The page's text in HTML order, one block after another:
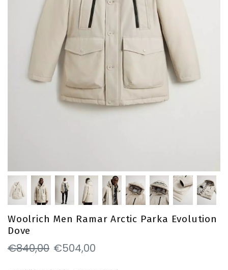
Woolrich Men Ramar Arctic Parka Evolution
Dove
€840,00 €504,00